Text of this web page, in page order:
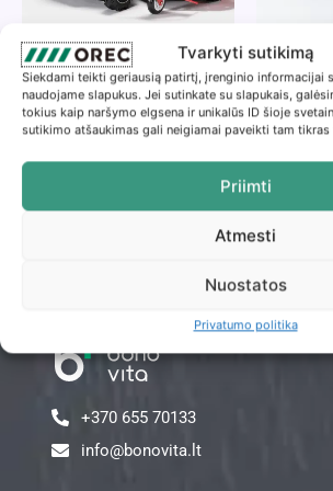
Tvarkyti sutikimą
Siekdami teikti geriausią patirtį, įrenginio informacijai
naudojame slapukus. Jei sutinkate su slapukais,
tokius kaip naršymo elgsena ir unikalūs ID šioje
sutikimo atšaukimas gali neigiamai paveikti tam tikras
Priimti
Atmesti
Nuostatos
Privatumo politika
Traktoriai žoliapjovės
Traktorius žoliapjovė
OREC RMK151
Daugiau
OREC
+370 655 70133
info@bonovita.lt